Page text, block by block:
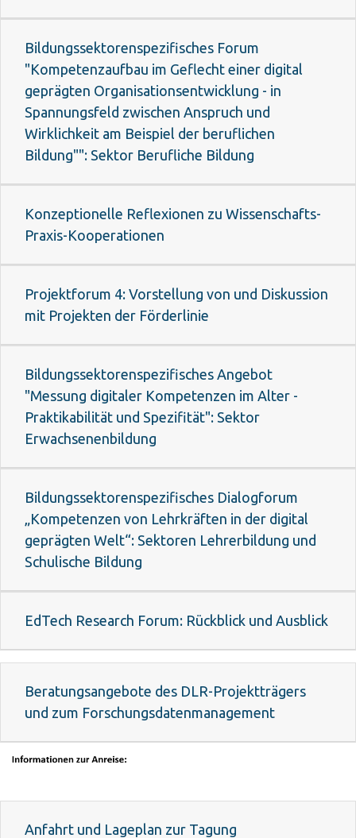
Bildungssektorenspezifisches Forum
"Kompetenzaufbau im Geflecht einer digital
geprägten Organisationsentwicklung - in
Spannungsfeld zwischen Anspruch und
Wirklichkeit am Beispiel der beruflichen
Bildung"": Sektor Berufliche Bildung
Konzeptionelle Reflexionen zu Wissenschafts-
Praxis-Kooperationen
Projektforum 4: Vorstellung von und Diskussion
mit Projekten der Förderlinie
Bildungssektorenspezifisches Angebot
"Messung digitaler Kompetenzen im Alter -
Praktikabilität und Spezifität": Sektor
Erwachsenenbildung
Bildungssektorenspezifisches Dialogforum
„Kompetenzen von Lehrkräften in der digital
geprägten Welt“: Sektoren Lehrerbildung und
Schulische Bildung
EdTech Research Forum: Rückblick und Ausblick
Beratungsangebote des DLR-Projektträgers
und zum Forschungsdatenmanagement
Anfahrt und Lageplan zur Tagung